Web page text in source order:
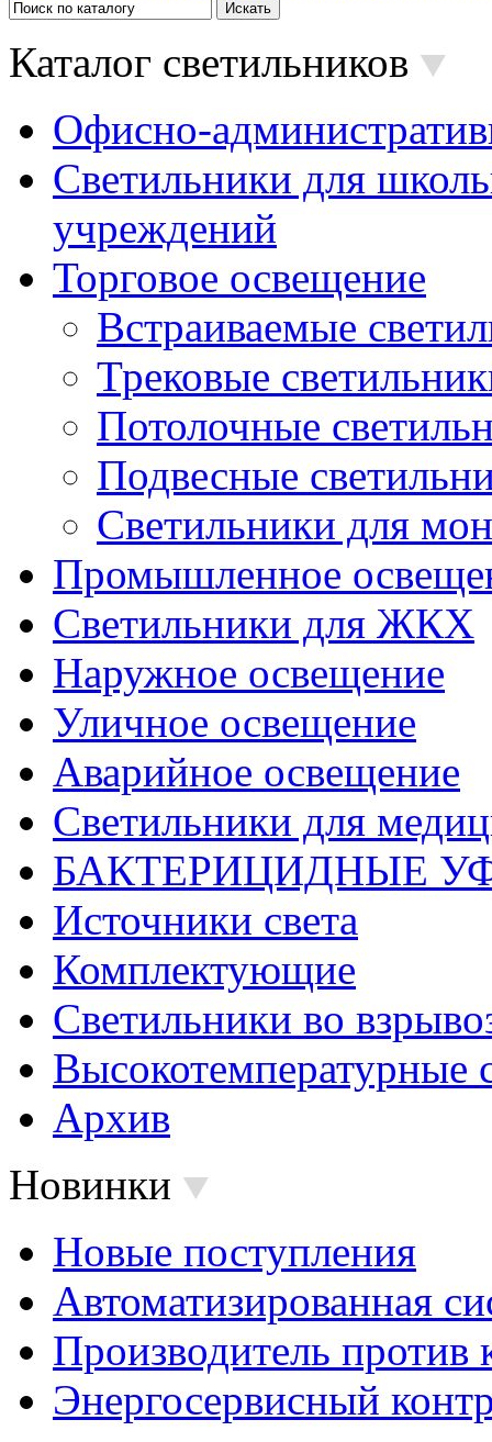
Каталог светильников
Офисно-
Светильники для
учреждений
Торговое освещение
Встраиваемые
Трековые
Потолочные
Подвесные
Светильники для
Промышленное
Светильники для ЖКХ
Наружное освещение
Уличное освещение
Аварийное освещение
Светильники для
БАКТЕРИЦИДНЫЕ
Источники света
Комплектующие
Светильники во
Высокотемпературные
Архив
Новинки
Новые поступления
Автоматизированная
Производитель против
Энергосервисный